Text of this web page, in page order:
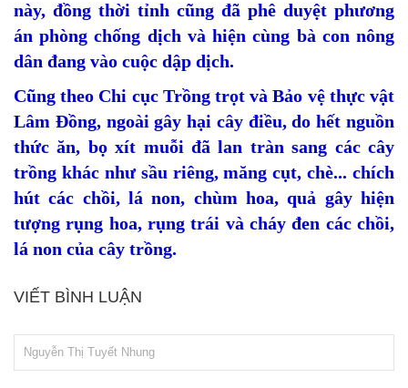
này, đồng thời tỉnh cũng đã phê duyệt phương
án phòng chống dịch và hiện cùng bà con nông
dân đang vào cuộc dập dịch.
Cũng theo Chi cục Trồng trọt và Bảo vệ thực vật
Lâm Đồng, ngoài gây hại cây điều, do hết nguồn
thức ăn, bọ xít muỗi đã lan tràn sang các cây
trồng khác như sầu riêng, măng cụt, chè... chích
hút các chồi, lá non, chùm hoa, quả gây hiện
tượng rụng hoa, rụng trái và cháy đen các chồi,
lá non của cây trồng.
VIẾT BÌNH LUẬN